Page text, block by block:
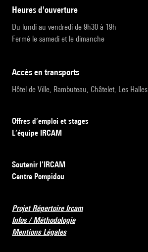
heures d'ouverture
Du lundi au vendredi de 9h30 à 19h
Fermé le samedi et le dimanche
accès en transports
Hôtel de Ville, Rambuteau, Châtelet, Les Halles
Offres d’emploi et stages
L’équipe IRCAM
Soutenir l’IRCAM
Centre Pompidou
Projet Répertoire Ircam
Infos / Méthodologie
Mentions Légales